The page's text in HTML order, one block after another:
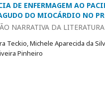
DE ENFERMAGEM AO
DO MIOCÁRDIO NO
NARRATIVA DA LITERATURA
Teckio, Michele Aparecida da
Pinheiro